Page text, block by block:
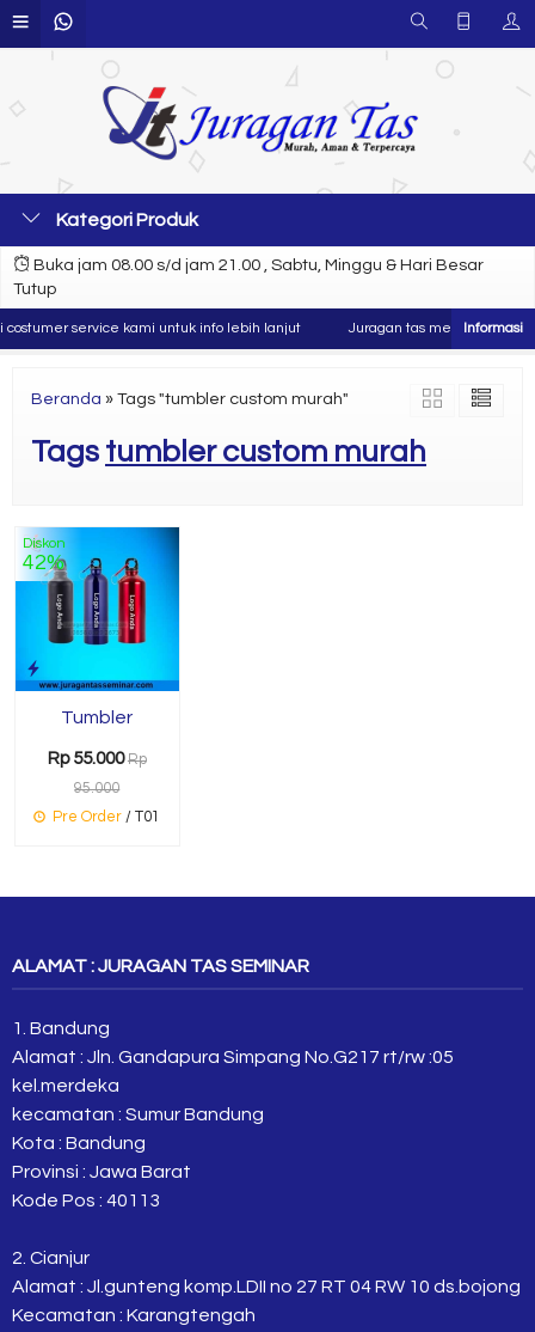
Kategori Produk
Buka jam 08.00 s/d jam 21.00 , Sabtu, Minggu & Hari Besar
Tutup
service kami untuk info lebih lanjut Juragan tas merupakan
Beranda » Tags "tumbler custom murah"
Tags tumbler custom murah
Diskon
42%
Tumbler
Rp 55.000 Rp
95.000
Pre Order / T01
ALAMAT : JURAGAN TAS SEMINAR
1. Bandung
Alamat : Jln. Gandapura Simpang No.G217 rt/rw :05
kel.merdeka
kecamatan : Sumur Bandung
Kota : Bandung
Provinsi : Jawa Barat
Kode Pos : 40113
2. Cianjur
Alamat : Jl.gunteng komp.LDII no 27 RT 04 RW 10 ds.bojong
Kecamatan : Karangtengah